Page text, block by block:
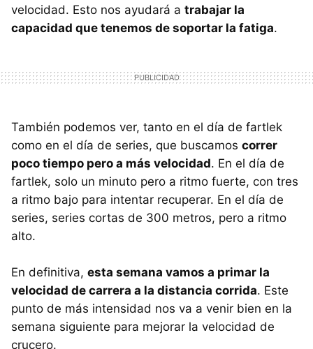
velocidad. Esto nos ayudará a trabajar la
capacidad que tenemos de soportar la fatiga.
También podemos ver, tanto en el día de fartlek
como en el día de series, que buscamos correr
poco tiempo pero a más velocidad. En el día de
fartlek, solo un minuto pero a ritmo fuerte, con tres
a ritmo bajo para intentar recuperar. En el día de
series, series cortas de 300 metros, pero a ritmo
alto.
En definitiva, esta semana vamos a primar la
velocidad de carrera a la distancia corrida. Este
punto de más intensidad nos va a venir bien en la
semana siguiente para mejorar la velocidad de
crucero.